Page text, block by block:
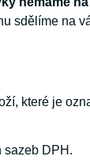
sdělíme na
které je
sazeb DPH.